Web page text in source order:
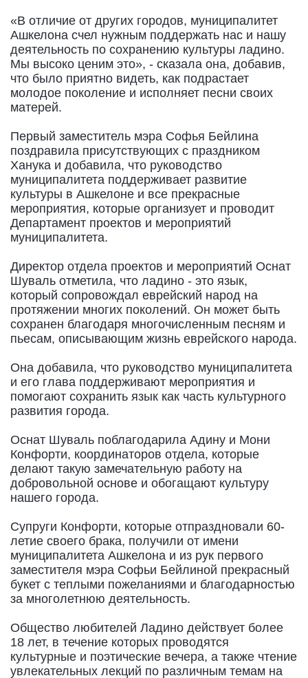
«В отличие от других городов, муниципалитет
Ашкелона счел нужным поддержать нас и нашу
деятельность по сохранению культуры ладино.
Мы высоко ценим это», - сказала она, добавив,
что было приятно видеть, как подрастает
молодое поколение и исполняет песни своих
матерей.
Первый заместитель мэра Софья Бейлина
поздравила присутствующих с праздником
Ханука и добавила, что руководство
муниципалитета поддерживает развитие
культуры в Ашкелоне и все прекрасные
мероприятия, которые организует и проводит
Департамент проектов и мероприятий
муниципалитета.
Директор отдела проектов и мероприятий Оснат
Шуваль отметила, что ладино - это язык,
который сопровождал еврейский народ на
протяжении многих поколений. Он может быть
сохранен благодаря многочисленным песням и
пьесам, описывающим жизнь еврейского народа.
Она добавила, что руководство муниципалитета
и его глава поддерживают мероприятия и
помогают сохранить язык как часть культурного
развития города.
Оснат Шуваль поблагодарила Адину и Мони
Конфорти, координаторов отдела, которые
делают такую замечательную работу на
добровольной основе и обогащают культуру
нашего города.
Супруги Конфорти, которые отпраздновали 60-
летие своего брака, получили от имени
муниципалитета Ашкелона и из рук первого
заместителя мэра Софьи Бейлиной прекрасный
букет с теплыми пожеланиями и благодарностью
за многолетнюю деятельность.
Общество любителей Ладино действует более
18 лет, в течение которых проводятся
культурные и поэтические вечера, а также чтение
увлекательных лекций по различным темам на